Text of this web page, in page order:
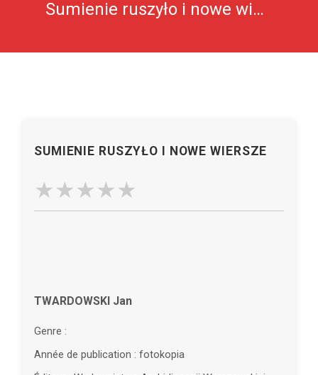
Sumienie ruszyło i nowe wiersze
SUMIENIE RUSZYŁO I NOWE WIERSZE
TWARDOWSKI Jan
Genre :
Année de publication : fotokopia